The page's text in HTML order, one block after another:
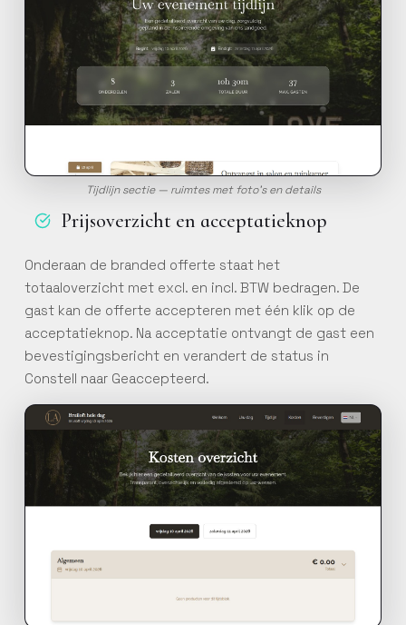
Tijdlijn sectie — ruimtes met foto's en details
Prijsoverzicht en acceptatieknop
Onderaan de branded offerte staat het
totaaloverzicht met excl. en incl. BTW bedragen. De
gast kan de offerte accepteren met één klik op de
acceptatieknop. Na acceptatie ontvangt de gast een
bevestigingsbericht en verandert de status in
Constell naar Geaccepteerd.